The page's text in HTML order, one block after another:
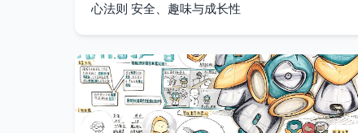
心法则 安全、趣味与成长性